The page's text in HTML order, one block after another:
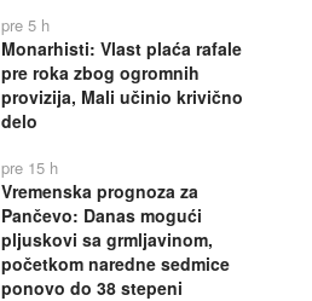
pre 5 h
Monarhisti: Vlast plaća rafale
pre roka zbog ogromnih
provizija, Mali učinio krivično
delo
pre 15 h
Vremenska prognoza za
Pančevo: Danas mogući
pljuskovi sa grmljavinom,
početkom naredne sedmice
ponovo do 38 stepeni